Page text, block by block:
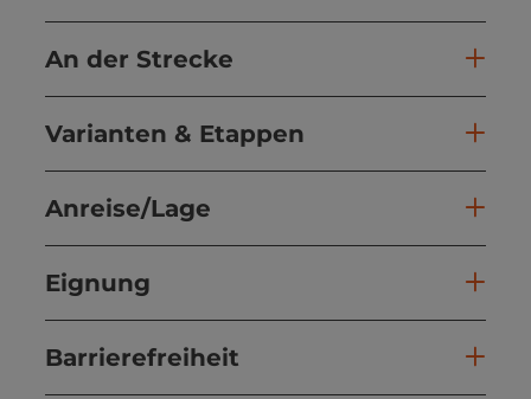
An der Strecke
Varianten & Etappen
Anreise/Lage
Eignung
Barrierefreiheit